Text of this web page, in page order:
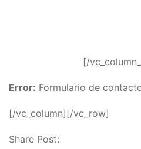
[/
Error: Formulario de
[/vc_column][/vc_row]
Share Post: